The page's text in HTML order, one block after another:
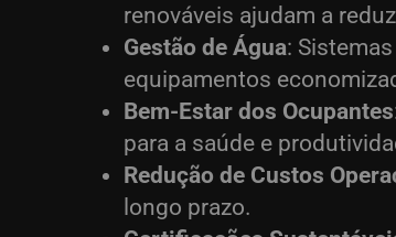
renováveis ajudam a
Gestão de Água:
equipamentos
Bem-Estar dos Ocupantes
para a saúde e
Redução de Custos
longo prazo.